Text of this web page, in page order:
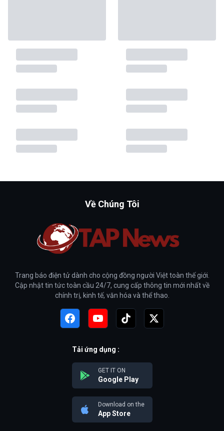
Về Chúng Tôi
Trang báo điện tử dành cho cộng đồng người Việt toàn thế giới.
Cập nhật tin tức toàn cầu 24/7, cung cấp thông tin mới nhất về
chính trị, kinh tế, văn hóa và thể thao.
Tải ứng dụng :
GET IT ON
Google Play
Download on the
App Store